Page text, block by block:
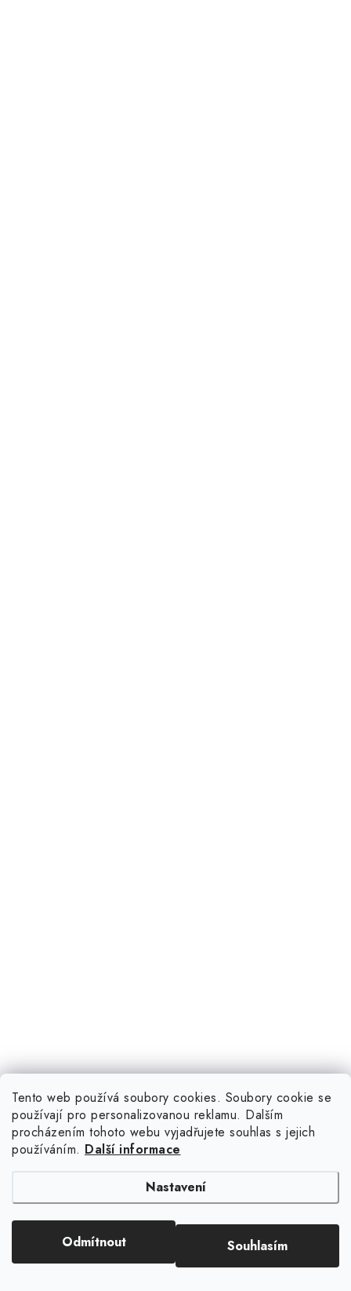
Tento web používá soubory cookies. Soubory cookie se
používají pro personalizovanou reklamu. Dalším
procházením tohoto webu vyjadřujete souhlas s jejich
používáním. Další informace
Nastavení
Odmítnout Souhlasím